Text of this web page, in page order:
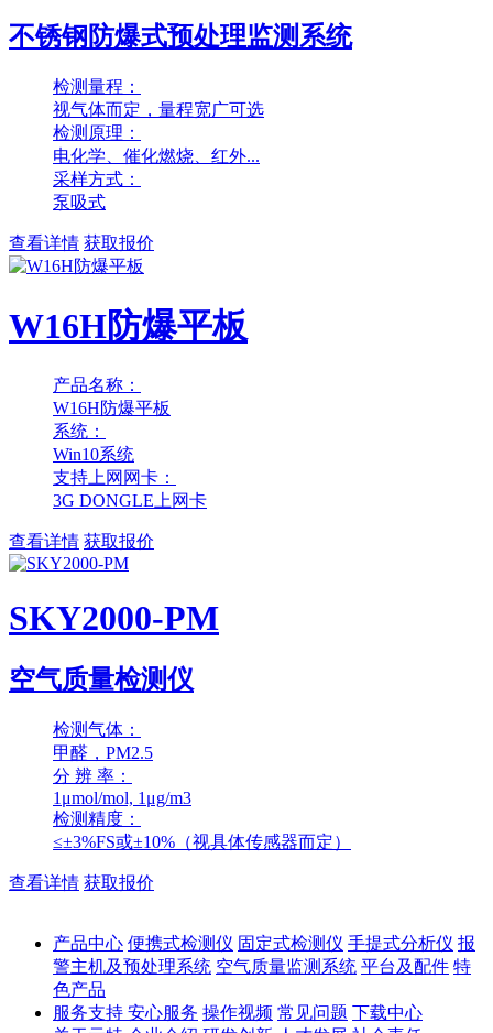
不锈钢防爆式预处理监测系统
检测量程：
视气体而定，量程宽广可选
检测原理：
电化学、催化燃烧、红外...
采样方式：
泵吸式
查看详情 获取报价
W16H防爆平板
产品名称：
W16H防爆平板
系统：
Win10系统
支持上网网卡：
3G DONGLE上网卡
查看详情 获取报价
SKY2000-PM
空气质量检测仪
检测气体：
甲醛，PM2.5
分 辨 率：
1μmol/mol, 1μg/m3
检测精度：
≤±3%FS或±10%（视具体传感器而定）
查看详情 获取报价
产品中心 便携式检测仪 固定式检测仪 手提式分析仪 报
警主机及预处理系统 空气质量监测系统 平台及配件 特
色产品
服务支持 安心服务 操作视频 常见问题 下载中心